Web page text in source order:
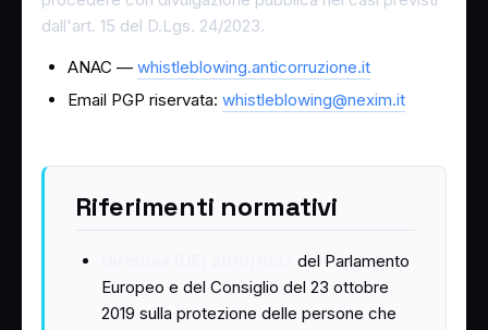
dall'art. 15 del D.Lgs. 24/2023.
ANAC — whistleblowing.anticorruzione.it
Email PGP riservata: whistleblowing@nexim.it
Riferimenti normativi
del Parlamento
Europeo e del Consiglio del 23 ottobre
2019 sulla protezione delle persone che